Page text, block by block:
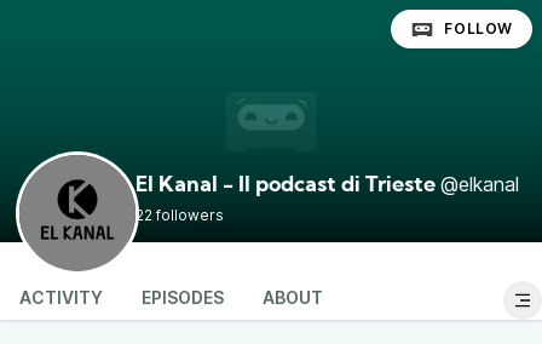
El Kanal - Il podcast di Trieste @elkanal
22 followers
FOLLOW
ACTIVITY EPISODES ABOUT